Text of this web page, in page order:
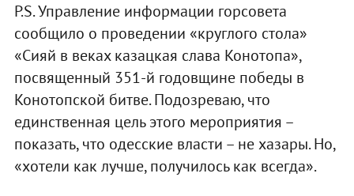
P.S. Управление информации горсовета
сообщило о проведении «круглого стола»
«Сияй в веках казацкая слава Конотопа»,
посвященный 351-й годовщине победы в
Конотопской битве. Подозреваю, что
единственная цель этого мероприятия –
показать, что одесские власти – не хазары. Но,
«хотели как лучше, получилось как всегда».